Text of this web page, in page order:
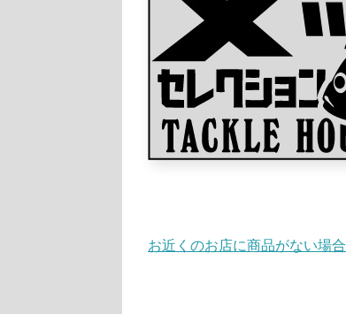
お近くのお店に商品がない場合